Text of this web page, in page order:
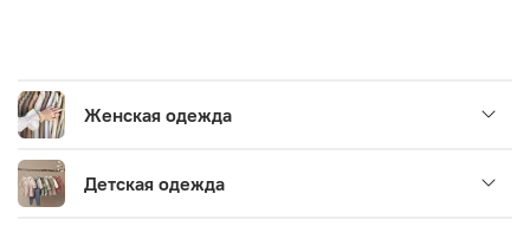
Женская одежда
Детская одежда